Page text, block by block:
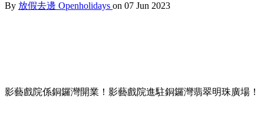
By 放假去邊 Openholidays on 07 Jun 2023
影藝戲院係銅鑼灣開業！影藝戲院進駐銅鑼灣翡翠明珠廣場！